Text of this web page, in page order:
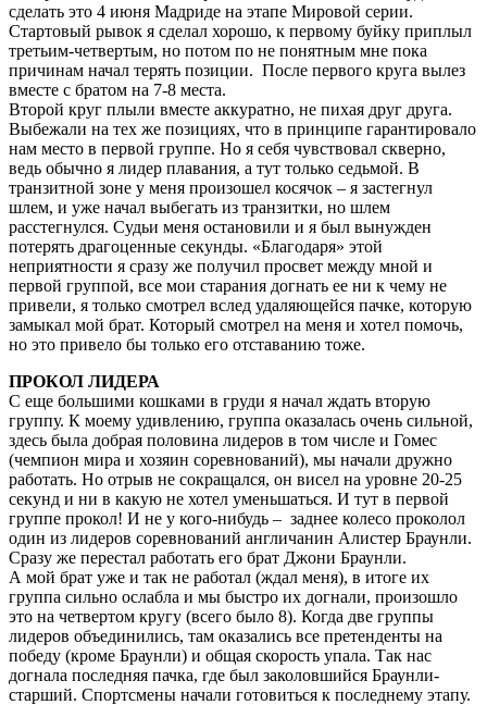
сделать это 4 июня Мадриде на этапе Мировой серии.
Стартовый рывок я сделал хорошо, к первому буйку приплыл
третьим-четвертым, но потом по не понятным мне пока
причинам начал терять позиции. После первого круга вылез
вместе с братом на 7-8 места.
Второй круг плыли вместе аккуратно, не пихая друг друга.
Выбежали на тех же позициях, что в принципе гарантировало
нам место в первой группе. Но я себя чувствовал скверно,
ведь обычно я лидер плавания, а тут только седьмой. В
транзитной зоне у меня произошел косячок – я застегнул
шлем, и уже начал выбегать из транзитки, но шлем
расстегнулся. Судьи меня остановили и я был вынужден
потерять драгоценные секунды. «Благодаря» этой
неприятности я сразу же получил просвет между мной и
первой группой, все мои старания догнать ее ни к чему не
привели, я только смотрел вслед удаляющейся пачке, которую
замыкал мой брат. Который смотрел на меня и хотел помочь,
но это привело бы только его отставанию тоже.
ПРОКОЛ ЛИДЕРА
С еще большими кошками в груди я начал ждать вторую
группу. К моему удивлению, группа оказалась очень сильной,
здесь была добрая половина лидеров в том числе и Гомес
(чемпион мира и хозяин соревнований), мы начали дружно
работать. Но отрыв не сокращался, он висел на уровне 20-25
секунд и ни в какую не хотел уменьшаться. И тут в первой
группе прокол! И не у кого-нибудь – заднее колесо проколол
один из лидеров соревнований англичанин Алистер Браунли.
Сразу же перестал работать его брат Джони Браунли.
А мой брат уже и так не работал (ждал меня), в итоге их
группа сильно ослабла и мы быстро их догнали, произошло
это на четвертом кругу (всего было 8). Когда две группы
лидеров объединились, там оказались все претенденты на
победу (кроме Браунли) и общая скорость упала. Так нас
догнала последняя пачка, где был заколовшийся Браунли-
старший. Спортсмены начали готовиться к последнему этапу.